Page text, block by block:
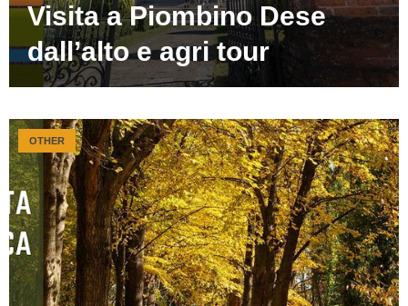
Visita a Piombino Dese
dall’alto e agri tour
OTHER